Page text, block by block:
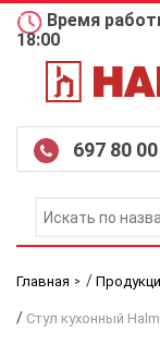
Время
18:00
697 80 00
Главная /
/ Стул кухонный